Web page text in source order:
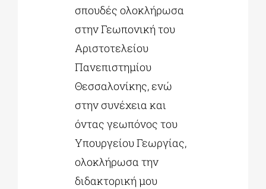
σπουδές ολοκλήρωσα
στην Γεωπονική του
Αριστοτελείου
Πανεπιστημίου
Θεσσαλονίκης, ενώ
στην συνέχεια και
όντας γεωπόνος του
Υπουργείου Γεωργίας,
ολοκλήρωσα την
διδακτορική μου